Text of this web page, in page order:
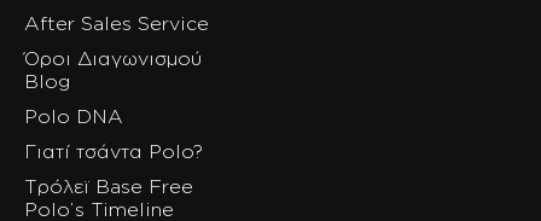
After Sales Service
Όροι Διαγωνισμού
Blog
Polo DNA
Γιατί τσάντα Polo?
Τρόλεϊ Base Free
Polo’s Timeline